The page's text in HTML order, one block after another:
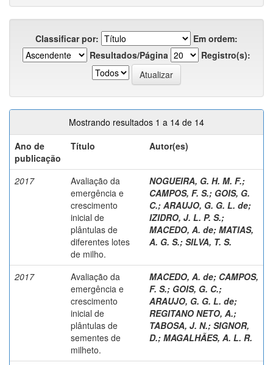
Classificar por:
Em ordem:
Resultados/Página
Registro(s):
Mostrando resultados 1 a 14 de 14
Ano de
publicação
Título Autor(es)
2017
Avaliação da
emergência e
crescimento
inicial de
plântulas de
diferentes lotes
de milho.
NOGUEIRA, G. H. M. F.;
CAMPOS, F. S.; GOIS, G.
C.; ARAUJO, G. G. L. de;
IZIDRO, J. L. P. S.;
MACEDO, A. de; MATIAS,
A. G. S.; SILVA, T. S.
2017
Avaliação da
emergência e
crescimento
inicial de
plântulas de
sementes de
milheto.
MACEDO, A. de; CAMPOS,
F. S.; GOIS, G. C.;
ARAUJO, G. G. L. de;
REGITANO NETO, A.;
TABOSA, J. N.; SIGNOR,
D.; MAGALHÃES, A. L. R.